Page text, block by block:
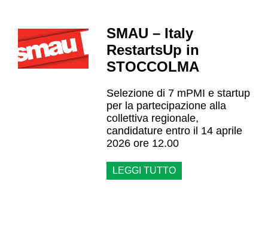
SMAU – Italy
RestartsUp in
STOCCOLMA
Selezione di 7 mPMI e startup
per la partecipazione alla
collettiva regionale,
candidature entro il 14 aprile
2026 ore 12.00
LEGGI TUTTO